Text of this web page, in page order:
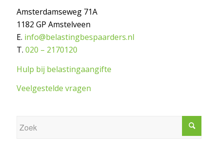
Amsterdamseweg 71A
1182 GP Amstelveen
E. info@belastingbespaarders.nl
T. 020 – 2170120
Hulp bij belastingaangifte
Veelgestelde vragen